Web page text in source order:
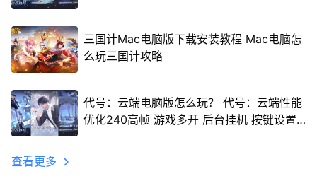
三国计Mac电脑版下载安装教程 Mac电脑怎
么玩三国计攻略
代号：云端电脑版怎么玩？ 代号：云端性能
优化240高帧 游戏多开 后台挂机 按键设置
查看更多